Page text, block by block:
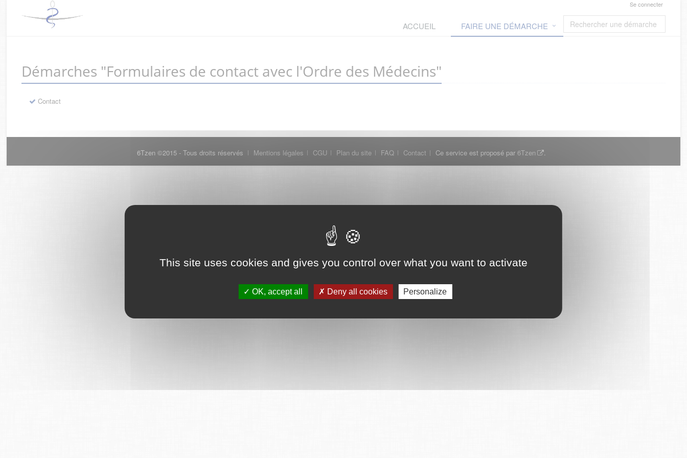
This site uses cookies and gives you control over what you want to activate
OK, accept all Deny all cookies Personalize
Se connecter
ACCUEIL FAIRE UNE DÉMARCHE
Démarches "Formulaires de contact avec l'Ordre des Médecins"
Contact
6Tzen ©2015 - Tous droits réservés Mentions légales CGU Plan du site FAQ Contact Ce service est proposé par 6Tzen .